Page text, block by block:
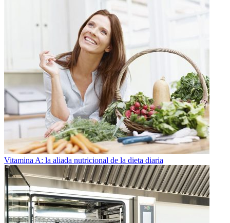
Vitamina A: la aliada nutricional de la dieta diaria